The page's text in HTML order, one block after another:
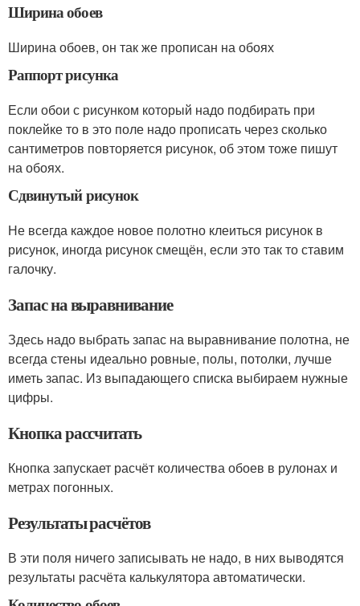
Ширина обоев
Ширина обоев, он так же прописан на обоях
Раппорт рисунка
Если обои с рисунком который надо подбирать при
поклейке то в это поле надо прописать через сколько
сантиметров повторяется рисунок, об этом тоже пишут
на обоях.
Сдвинутый рисунок
Не всегда каждое новое полотно клеиться рисунок в
рисунок, иногда рисунок смещён, если это так то ставим
галочку.
Запас на выравнивание
Здесь надо выбрать запас на выравнивание полотна, не
всегда стены идеально ровные, полы, потолки, лучше
иметь запас. Из выпадающего списка выбираем нужные
цифры.
Кнопка рассчитать
Кнопка запускает расчёт количества обоев в рулонах и
метрах погонных.
Результаты расчётов
В эти поля ничего записывать не надо, в них выводятся
результаты расчёта калькулятора автоматически.